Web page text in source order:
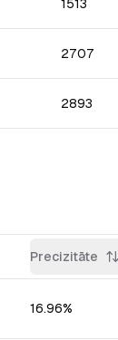
1513
2707
2893
Precizitāte
16.96%